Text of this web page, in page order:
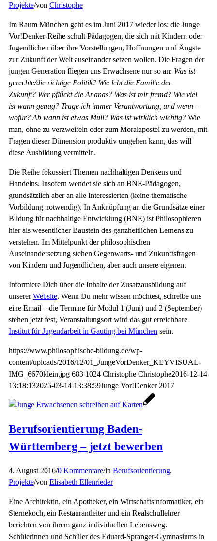
Projekte/von Christophe
Im Raum München geht es im Juni 2017 wieder los: die Junge
Vor!Denker-Reihe schult Pädagogen, die sich mit Kindern oder
Jugendlichen über ihre Vorstellungen, Hoffnungen und Ängste
zur Zukunft der Welt auseinander setzen wollen. Die Fragen der
jungen Generation fliegen uns Erwachsene nur so an: Was ist
gerechte/die richtige Politik? Wie lebt die Familie der
Zukunft? Wer pflückt die Ananas? Was ist mir fremd? Wie viel
ist wann genug? Trage ich immer Verantwortung, und wenn –
wofür? Ab wann ist etwas Müll? Was ist wirklich wichtig? Wie
man, ohne zu verzweifeln oder zum Moralapostel zu werden, mit
Fragen dieser Dimension produktiv umgehen kann, das will
diese Ausbildung vermitteln.
Die Reihe fokussiert Themen nachhaltigen Denkens und
Handelns. Insofern wendet sie sich an BNE-Pädagogen,
grundsätzlich aber an alle Interessierten (keine thematische
Vorbildung notwendig). In Anknüpfung an die Grundsätze einer
Bildung für nachhaltige Entwicklung (BNE) ist Philosophieren
hier als wesentlicher Baustein des ganzheitlichen Lernens zu
verstehen. Im Mittelpunkt der philosophischen
Auseinandersetzung stehen Gegenwarts- und Zukunftsfragen
von Kindern und Jugendlichen, aber auch unsere eigenen.
Informiere Dich über die Inhalte der Zusatzausbildung auf
unsererWebsite. Wenn Du mehr wissen möchtest, schreibe uns
eine Email – die Termine für Modul 1 (Juni) und 2 (September)
stehen jetzt fest, Veranstaltungsort wird das gut erreichbare
Institut für Jugendarbeit in Gauting bei München sein.
https://www.philosophische-bildung.de/wp-
content/uploads/2016/12/01_JungeVorDenker_KEYVISUAL-
IMG_6670klein.jpg 683 1024 Christophe Christophe2016-12-14
13:18:132025-03-14 13:38:59Junge Vor!Denker 2017
Berufsorientierung Baden-
Württemberg – jetzt bewerben
4. August 2016/0 Kommentare/in Berufsorientierung,
Projekte/von Elisabeth Ellenrieder
Eine Architektin, ein Apotheker, ein Wirtschaftsinformatiker, ein
Sternekoch, ein Restaurantleiter und ein Realschullehrer
berichten von ihrem ganz individuellen Lebensweg.
Schülerinnen und Schüler des Eduard-Spranger-Gymnasiums in